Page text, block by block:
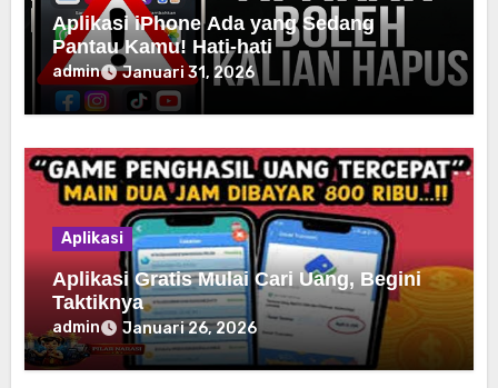
Aplikasi iPhone Ada yang Sedang
Pantau Kamu! Hati-hati
admin Januari 31, 2026
Aplikasi
Aplikasi Gratis Mulai Cari Uang, Begini
Taktiknya
admin Januari 26, 2026